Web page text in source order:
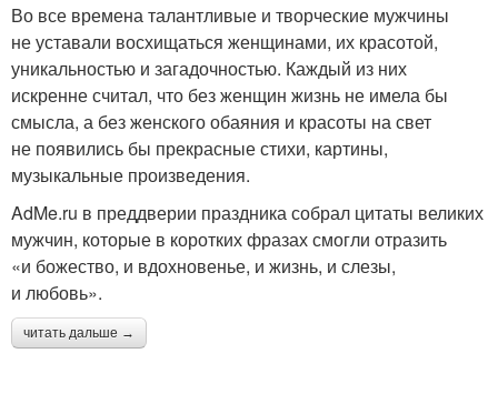
Во все времена талантливые и творческие мужчины
не уставали восхищаться женщинами, их красотой,
уникальностью и загадочностью. Каждый из них
искренне считал, что без женщин жизнь не имела бы
смысла, а без женского обаяния и красоты на свет
не появились бы прекрасные стихи, картины,
музыкальные произведения.
AdMe.ru в преддверии праздника собрал цитаты великих
мужчин, которые в коротких фразах смогли отразить
«и божество, и вдохновенье, и жизнь, и слезы,
и любовь».
читать дальше →